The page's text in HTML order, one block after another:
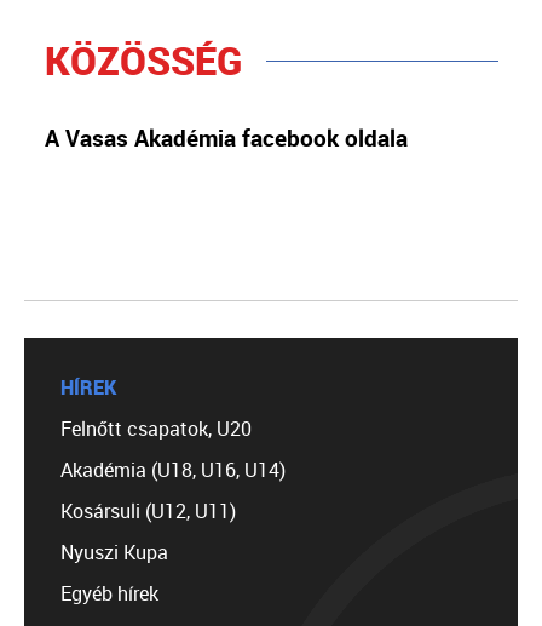
KÖZÖSSÉG
A Vasas Akadémia facebook oldala
HÍREK
Felnőtt csapatok, U20
Akadémia (U18, U16, U14)
Kosársuli (U12, U11)
Nyuszi Kupa
Egyéb hírek